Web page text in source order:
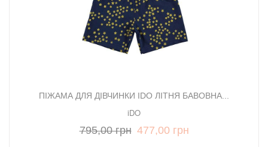
ПІЖАМА ДЛЯ ДІВЧИНКИ IDO ЛІТНЯ БАВОВНА...
iDO
795,00 грн 477,00 грн